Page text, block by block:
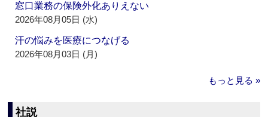
窓口業務の保険外化ありえない
2026年08月05日 (水)
汗の悩みを医療につなげる
2026年08月03日 (月)
もっと見る »
社説